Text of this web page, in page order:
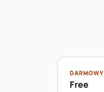
DARMOWY
Free